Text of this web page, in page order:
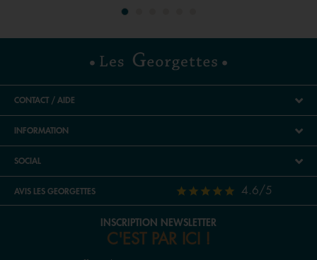
CONTACT / AIDE
INFORMATION
SOCIAL
AVIS LES GEORGETTES 4.6/5
INSCRIPTION NEWSLETTER
C'EST PAR ICI !